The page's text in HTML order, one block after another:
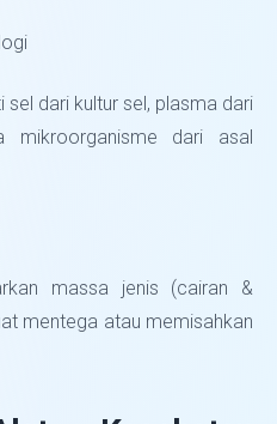
dari kultur sel, plasma dari
dari asal
massa jenis (cairan &
mentega atau memisahkan